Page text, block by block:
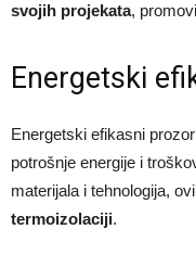
svojih projekata,
Energetski
Energetski efikasni
potrošnje energije i
materijala i tehnologija,
termoizolaciji.